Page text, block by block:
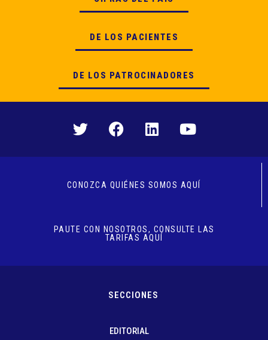
DE LOS PACIENTES
DE LOS PATROCINADORES
CONOZCA QUIÉNES SOMOS AQUÍ
PAUTE CON NOSOTROS, CONSULTE LAS
TARIFAS AQUÍ
SECCIONES
EDITORIAL